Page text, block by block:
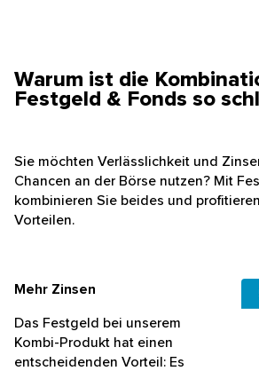
Warum ist die
Festgeld & Fonds so
Sie möchten Verlässlichkeit und
Chancen an der Börse nutzen? Mit
kombinieren Sie beides und
Vorteilen.
Mehr Zinsen
Das Festgeld bei unserem
Kombi-Produkt hat einen
entscheidenden Vorteil: Es